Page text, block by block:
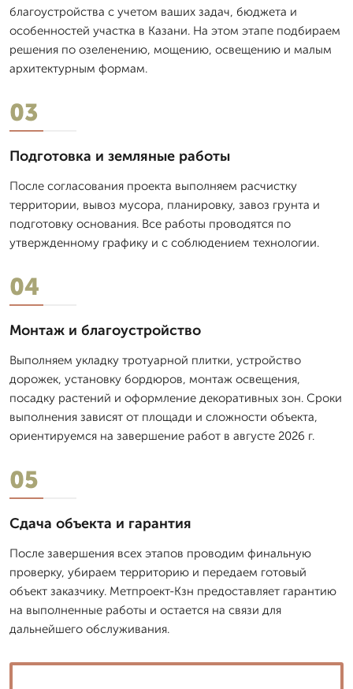
благоустройства с учетом ваших задач, бюджета и
особенностей участка в Казани. На этом этапе подбираем
решения по озеленению, мощению, освещению и малым
архитектурным формам.
03
Подготовка и земляные работы
После согласования проекта выполняем расчистку
территории, вывоз мусора, планировку, завоз грунта и
подготовку основания. Все работы проводятся по
утвержденному графику и с соблюдением технологии.
04
Монтаж и благоустройство
Выполняем укладку тротуарной плитки, устройство
дорожек, установку бордюров, монтаж освещения,
посадку растений и оформление декоративных зон. Сроки
выполнения зависят от площади и сложности объекта,
ориентируемся на завершение работ в августе 2026 г.
05
Сдача объекта и гарантия
После завершения всех этапов проводим финальную
проверку, убираем территорию и передаем готовый
объект заказчику. Метпроект-Кзн предоставляет гарантию
на выполненные работы и остается на связи для
дальнейшего обслуживания.